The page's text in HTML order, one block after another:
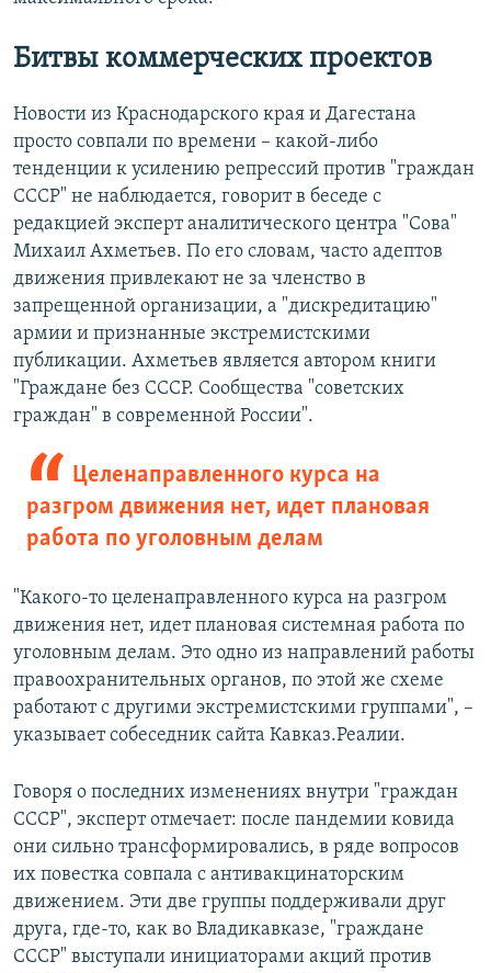
Битвы коммерческих проектов
Новости из Краснодарского края и Дагестана
просто совпали по времени – какой-либо
тенденции к усилению репрессий против "граждан
СССР" не наблюдается, говорит в беседе с
редакцией эксперт аналитического центра "Сова"
Михаил Ахметьев. По его словам, часто адептов
движения привлекают не за членство в
запрещенной организации, а "дискредитацию"
армии и признанные экстремистскими
публикации. Ахметьев является автором книги
"Граждане без СССР. Сообщества "советских
граждан" в современной России".
Целенаправленного курса на
разгром движения нет, идет плановая
работа по уголовным делам
"Какого-то целенаправленного курса на разгром
движения нет, идет плановая системная работа по
уголовным делам. Это одно из направлений работы
правоохранительных органов, по этой же схеме
работают с другими экстремистскими группами", –
указывает собеседник сайта Кавказ.Реалии.
Говоря о последних изменениях внутри "граждан
СССР", эксперт отмечает: после пандемии ковида
они сильно трансформировались, в ряде вопросов
их повестка совпала с антивакцинаторским
движением. Эти две группы поддерживали друг
друга, где-то, как во Владикавказе, "граждане
СССР" выступали инициаторами акций против